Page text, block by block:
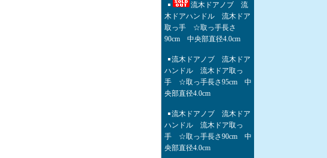
流木ドアノブ 流
木ドアハンドル 流木ドア
取っ手 ☆取っ手長さ
90cm 中央部直径4.0cm
流木ドアノブ 流木ドア
ハンドル 流木ドア取っ
手 ☆取っ手長さ95cm 中
央部直径4.0cm
流木ドアノブ 流木ドア
ハンドル 流木ドア取っ
手 ☆取っ手長さ90cm 中
央部直径4.0cm